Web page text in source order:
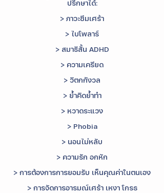
ปรึกษาได้:
> ภาวะซึมเศร้า
> ไบโพลาร์
> สมาธิสั้น ADHD
> ความเครียด
> วิตกกังวล
> ย้ำคิดย้ำทำ
> หวาดระแวง
> Phobia
> นอนไม่หลับ
> ความรัก อกหัก
> การต้องการการยอมรับ เห็นคุณค่าในตนเอง
> การจัดการอารมณ์เศร้า เหงา โกรธ